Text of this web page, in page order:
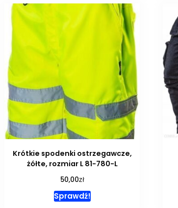
Krótkie spodenki ostrzegawcze,
żółte, rozmiar L 81-780-L
50,00zł
Sprawdź!